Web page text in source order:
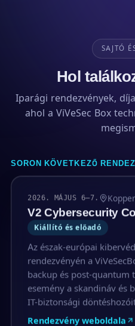
SAJTÓ
Hol
Iparági rendezvények,
ahol a ViVeSec Box
SORON KÖVETKEZŐ
2026. MÁJUS 6–7.
V2 Cybersecurity
Kiállító és előadó
Az észak-európai
rendezvényén a
backup és post-quantum
esemény a skandináv és
IT-biztonsági
Rendezvény weboldala